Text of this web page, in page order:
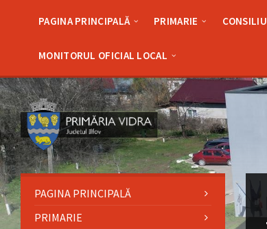
PAGINA PRINCIPALĂ PRIMARIE CONSILIU
MONITORUL OFICIAL LOCAL
PAGINA PRINCIPALĂ
PRIMARIE